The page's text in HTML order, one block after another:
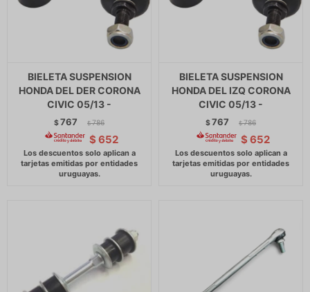
BIELETA SUSPENSION
HONDA DEL DER CORONA
CIVIC 05/13 -
$767 $ 786
$ 652
BIELETA SUSPENSION
HONDA DEL IZQ CORONA
CIVIC 05/13 -
$767 $ 786
$ 652